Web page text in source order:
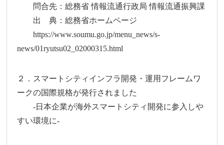
問合先：総務省 情報流通行政局 情報流通振興課
出 典：総務省ホームページ
https://www.soumu.go.jp/menu_news/s-
news/01ryutsu02_02000315.html
２．スマートシティインフラ開発・運用フレームワ
ークの国際規格が発行されました
-日本企業が海外スマートシティ開発に参入しや
すい環境に-